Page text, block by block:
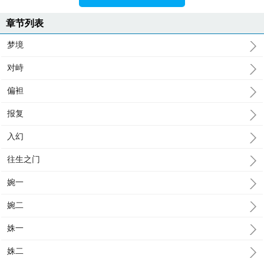
章节列表
梦境
对峙
偏袒
报复
入幻
往生之门
婉一
婉二
姝一
姝二